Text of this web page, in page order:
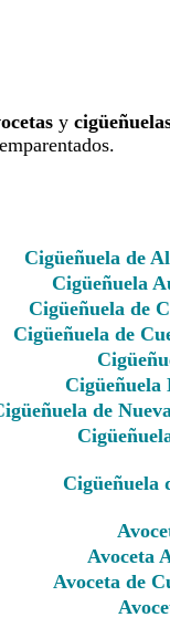
y
Cigüeñuela de
Cigüeñuela
Cigüeñuela de
Cigüeñuela de
Cigüeñuela
de
Cigüeñuela
Avoceta
Avoceta de